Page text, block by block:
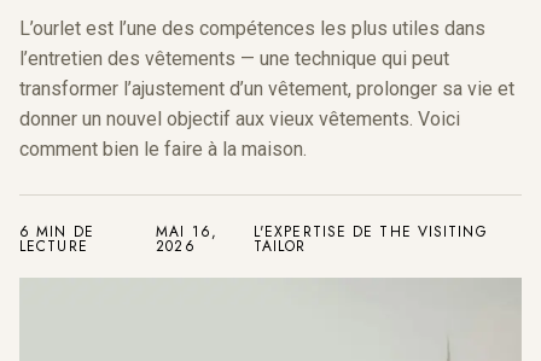
L’ourlet est l’une des compétences les plus utiles dans
l’entretien des vêtements — une technique qui peut
transformer l’ajustement d’un vêtement, prolonger sa vie et
donner un nouvel objectif aux vieux vêtements. Voici
comment bien le faire à la maison.
6 MIN DE
LECTURE
MAI 16,
2026
L'EXPERTISE DE THE VISITING
TAILOR